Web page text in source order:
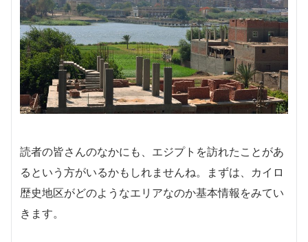
読者の皆さんのなかにも、エジプトを訪れたことがあ
るという方がいるかもしれませんね。まずは、カイロ
歴史地区がどのようなエリアなのか基本情報をみてい
きます。